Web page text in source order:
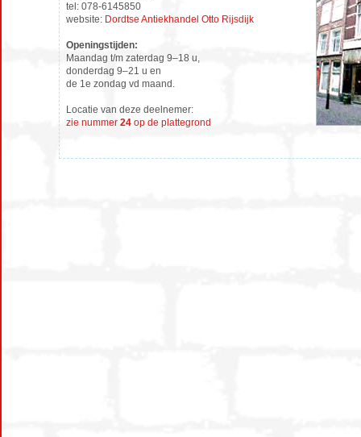
tel: 078-6145850
website: Dordtse Antiekhandel Otto Rijsdijk
Openingstijden:
Maandag t/m zaterdag 9–18 u,
donderdag 9–21 u en
de 1e zondag vd maand.
Locatie van deze deelnemer:
zie nummer 24op de plattegrond